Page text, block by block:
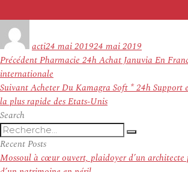
actile
24 mai 201924 mai 2019
Navigation
de
l’article
PrécédentArticle
précédent :
Pharmacie 24h Achat Januvia En
internationale
SuivantArticle
suivant :
Acheter Du Kamagra Soft * 24h Support
la plus rapide des Etats-Unis
Search
Recherche
pour
:
Recherche
Recent Posts
Mossoul à cœur ouvert, plaidoyer d’un